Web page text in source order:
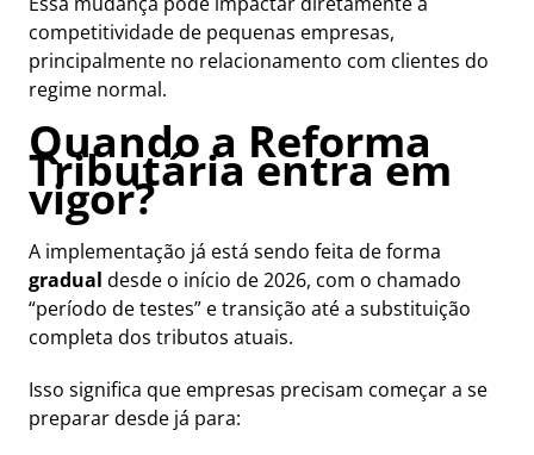
competitividade de pequenas empresas,
principalmente no relacionamento com clientes do
regime normal.
Quando a Reforma
Tributária entra em
vigor?
A implementação já está sendo feita de forma
gradual desde o início de 2026, com o chamado
“período de testes” e transição até a substituição
completa dos tributos atuais.
Isso significa que empresas precisam começar a se
preparar desde já para: